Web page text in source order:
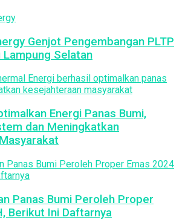
Genjot Pengembangan PLTP
Lampung Selatan
Energi Panas Bumi,
dan Meningkatkan
Panas Bumi Peroleh Proper
Berikut Ini Daftarnya